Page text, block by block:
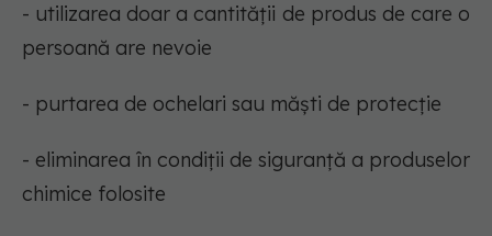
- utilizarea doar a cantității de produs de care o
persoană are nevoie
- purtarea de ochelari sau măști de protecție
- eliminarea în condiții de siguranță a produselor
chimice folosite